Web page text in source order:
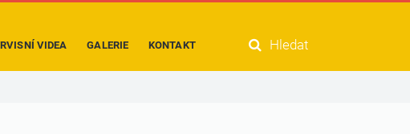
VIDEA GALERIE KONTAKT Hledat